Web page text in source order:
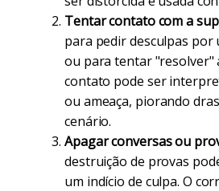
Tentar contato com a
para pedir desculpas por
ou para tentar "resolver"
contato pode ser
ou ameaça, piorando
cenário.
Apagar conversas ou
destruição de provas
um indício de culpa. O